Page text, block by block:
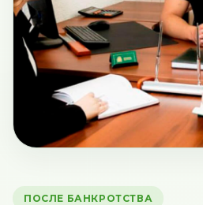
ПОСЛЕ БАНКРОТСТВА